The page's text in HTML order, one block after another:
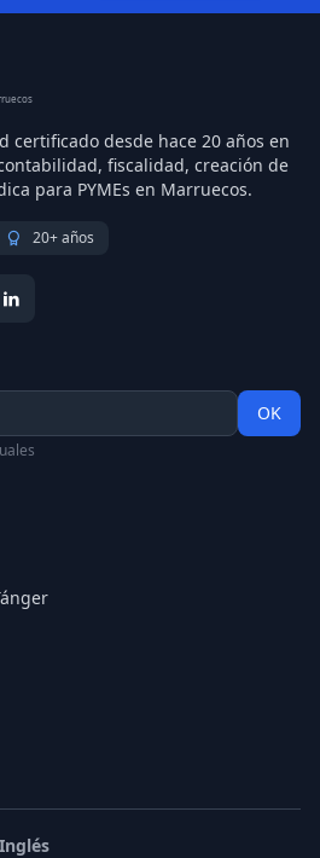
certificado desde hace 20 años en
fiscalidad, creación de
para PYMEs en Marruecos.
20+ años
OK